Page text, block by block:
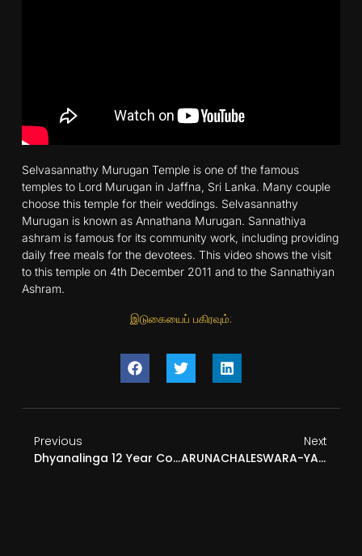
Selvasannathy Murugan Temple is one of the famous
temples to Lord Murugan in Jaffna, Sri Lanka. Many couple
choose this temple for their weddings. Selvasannathy
Murugan is known as Annathana Murugan. Sannathiya
ashram is famous for its community work, including providing
daily free meals for the devotees. This video shows the visit
to this temple on 4th December 2011 and to the Sannathiyan
Ashram.
இடுகையைப் பகிரவும்:
Previous
Dhyanalinga 12 Year Consecration Highlights – 24 June 2011
Next
ARUNACHALESWARA-YATRA-1